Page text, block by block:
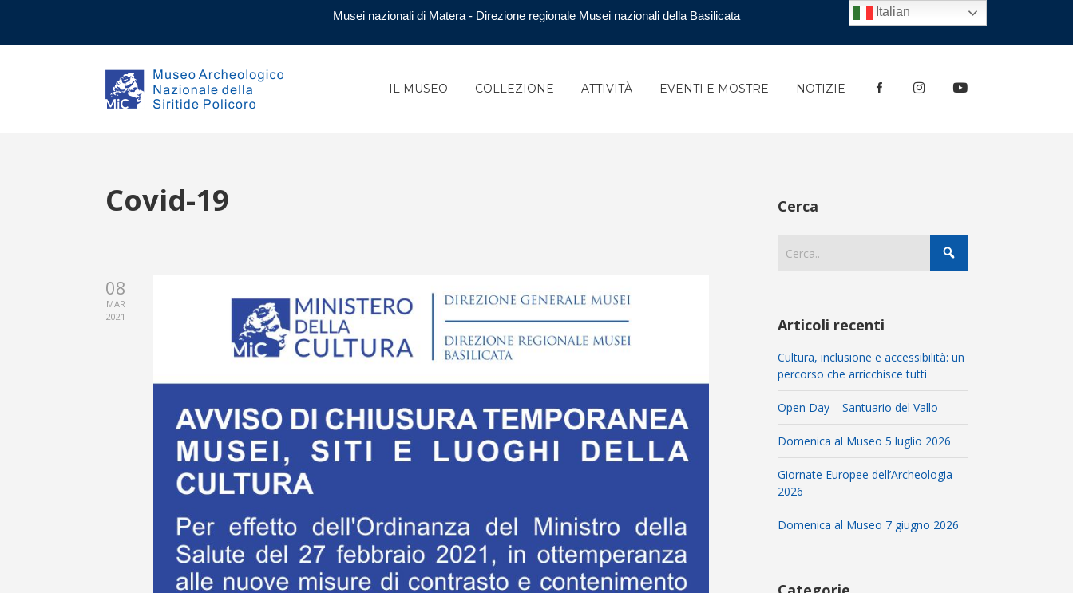
Musei nazionali di Matera - Direzione regionale Musei nazionali della Basilicata
IL MUSEO COLLEZIONE ATTIVITÀ EVENTI E MOSTRE NOTIZIE FACEBOOKINSTAGRAMYOUTUBE
Covid-19
08
MAR
2021
Cerca
Articoli recenti
Cultura, inclusione e accessibilità: un
percorso che arricchisce tutti
Open Day – Santuario del Vallo
Domenica al Museo 5 luglio 2026
Giornate Europee dell’Archeologia
2026
Domenica al Museo 7 giugno 2026
Italian